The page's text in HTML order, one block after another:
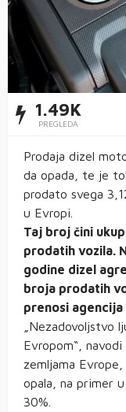
1.49K
PREGLEDA
Prodaja dizel
da opada, te je
prodato svega
u Evropi.
Taj broj čini
prodatih vozila.
godine dizel
broja prodatih
prenosi
„Nezadovoljstvo
Evropom“,
zemljama
opala, na primer
30%.